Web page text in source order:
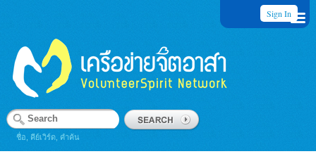
Sign In
ชื่อ, คีย์เวิร์ด, คำค้น